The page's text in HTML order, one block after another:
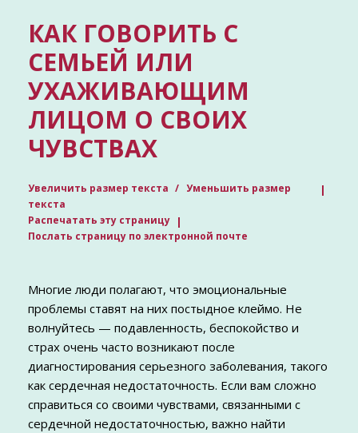
КАК ГОВОРИТЬ С
СЕМЬЕЙ ИЛИ
УХАЖИВАЮЩИМ
ЛИЦОМ О СВОИХ
ЧУВСТВАХ
Увеличить размер текста
Уменьшить размер
текста
Распечатать эту страницу
Послать страницу по электронной почте
Многие люди полагают, что эмоциональные
проблемы ставят на них постыдное клеймо. Не
волнуйтесь — подавленность, беспокойство и
страх очень часто возникают после
диагностирования серьезного заболевания, такого
как сердечная недостаточность. Если вам сложно
справиться со своими чувствами, связанными с
сердечной недостаточностью, важно найти